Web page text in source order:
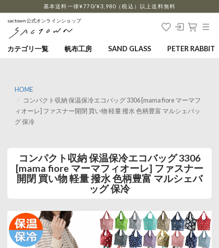
基本送料一律¥770/¥3,980（税込）以上送料無料
sactown公式オンラインショップ
カテゴリ一覧 帆布工房 SAND GLASS PETER RABBIT
HOME
コンパクト収納 保温保冷エコバッグ 3306 [mama fiore マーマフ
ィオーレ] ファスナー開閉 買い物 軽量 撥水 色柄豊富 マルシェバッ
グ 保冷
コンパクト収納 保温保冷エコバッグ 3306
[mama fiore マーマフィオーレ] ファスナー
開閉 買い物 軽量 撥水 色柄豊富 マルシェバ
ッグ 保冷